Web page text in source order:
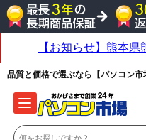
品質と価格で選ぶなら【パソコン市